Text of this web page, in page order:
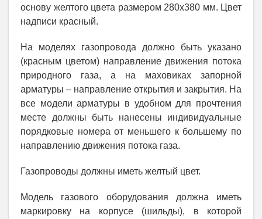
основу желтого цвета размером 280x380 мм. Цвет
надписи красный.
На моделях газопровода должно быть указано
(красным цветом) направление движения потока
природного газа, а на маховиках запорной
арматуры – направление открытия и закрытия. На
все модели арматуры в удобном для прочтения
месте должны быть нанесены индивидуальные
порядковые номера от меньшего к большему по
направлению движения потока газа.
Газопроводы должны иметь желтый цвет.
Модель газового оборудования должна иметь
маркировку на корпусе (шильды), в которой